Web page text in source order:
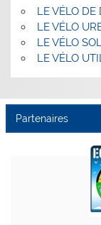
LE VÉLO DE
LE VÉLO
LE VÉLO
LE VÉLO
Partenaires